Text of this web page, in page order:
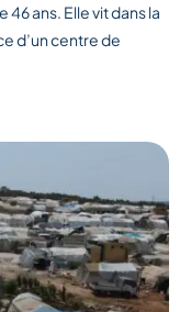
ans. Elle vit dans la
d’un centre de